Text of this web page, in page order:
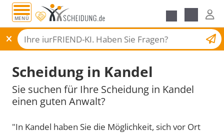
MENÜ
Scheidungsantrag
Scheidung in Kandel
Sie suchen für Ihre Scheidung in Kandel
einen guten Anwalt?
"In Kandel haben Sie die Möglichkeit, sich vor Ort